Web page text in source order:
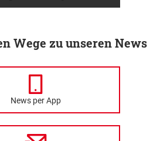
Wege zu unseren News
News per App